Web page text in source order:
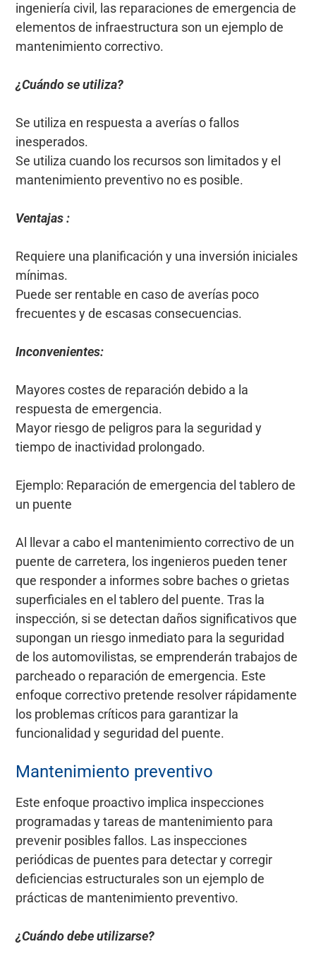
ingeniería civil, las reparaciones de emergencia de
elementos de infraestructura son un ejemplo de
mantenimiento correctivo.
¿Cuándo se utiliza?
Se utiliza en respuesta a averías o fallos
inesperados.
Se utiliza cuando los recursos son limitados y el
mantenimiento preventivo no es posible.
Ventajas :
Requiere una planificación y una inversión iniciales
mínimas.
Puede ser rentable en caso de averías poco
frecuentes y de escasas consecuencias.
Inconvenientes:
Mayores costes de reparación debido a la
respuesta de emergencia.
Mayor riesgo de peligros para la seguridad y
tiempo de inactividad prolongado.
Ejemplo: Reparación de emergencia del tablero de
un puente
Al llevar a cabo el mantenimiento correctivo de un
puente de carretera, los ingenieros pueden tener
que responder a informes sobre baches o grietas
superficiales en el tablero del puente. Tras la
inspección, si se detectan daños significativos que
supongan un riesgo inmediato para la seguridad
de los automovilistas, se emprenderán trabajos de
parcheado o reparación de emergencia. Este
enfoque correctivo pretende resolver rápidamente
los problemas críticos para garantizar la
funcionalidad y seguridad del puente.
Mantenimiento preventivo
Este enfoque proactivo implica inspecciones
programadas y tareas de mantenimiento para
prevenir posibles fallos. Las inspecciones
periódicas de puentes para detectar y corregir
deficiencias estructurales son un ejemplo de
prácticas de mantenimiento preventivo.
¿Cuándo debe utilizarse?